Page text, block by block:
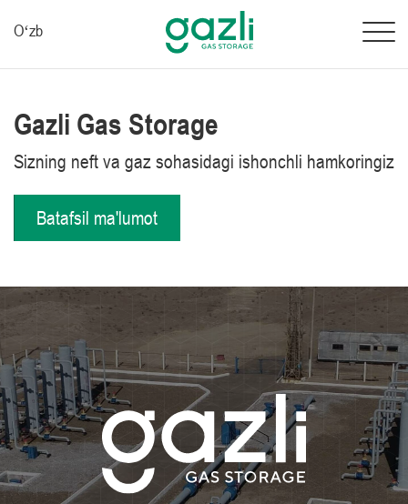
Oʻzb
Gazli Gas Storage
Sizning neft va gaz sohasidagi ishonchli hamkoringiz
Batafsil ma'lumot